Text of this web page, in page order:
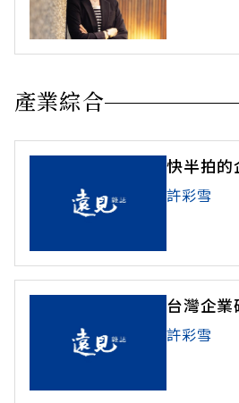
產業綜合
快半拍的
許彩雪
台灣企業
許彩雪